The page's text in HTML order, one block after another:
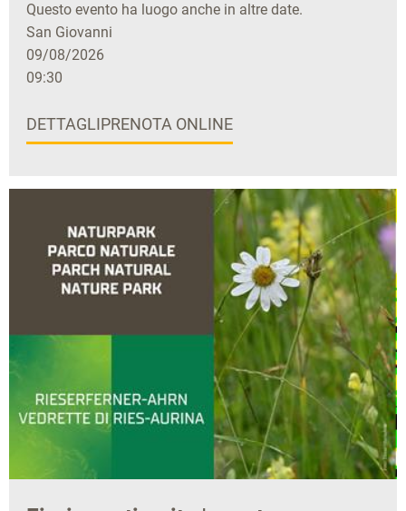
Questo evento ha luogo anche in altre date.
San Giovanni
09/08/2026
09:30
DETTAGLIPRENOTA ONLINE